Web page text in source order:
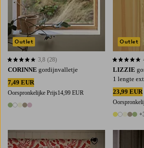
CORINNE gordijnvalletje
7,49 EUR
Oorspronkelijke Prijs14,99 EUR
5 kleuren
3,8 op basis van 28 beoordelingen
3,8 (28)
Outlet
LIZZIE
1 lengte
23,99 EUR
8 kleuren
4,3 op
Outlet
Toevoegen aan